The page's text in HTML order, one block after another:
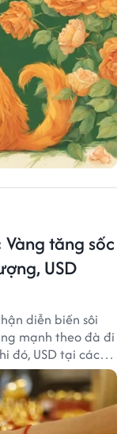
tăng sốc
USD
diễn biến sôi
mạnh theo đà đi
đó, USD tại các
trung tâm lập